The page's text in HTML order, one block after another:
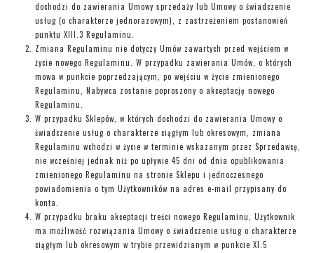
dochodzi do zawierania Umowy sprzedaży lub Umowy o świadczenie
usług (o charakterze jednorazowym), z zastrzeżeniem postanowień
punktu XIII.3 Regulaminu.
Zmiana Regulaminu nie dotyczy Umów zawartych przed wejściem w
życie nowego Regulaminu. W przypadku zawierania Umów, o których
mowa w punkcie poprzedzającym, po wejściu w życie zmienionego
Regulaminu, Nabywca zostanie poproszony o akceptację nowego
Regulaminu.
W przypadku Sklepów, w których dochodzi do zawierania Umowy o
świadczenie usług o charakterze ciągłym lub okresowym, zmiana
Regulaminu wchodzi w życie w terminie wskazanym przez Sprzedawcę,
nie wcześniej jednak niż po upływie 45 dni od dnia opublikowania
zmienionego Regulaminu na stronie Sklepu i jednoczesnego
powiadomienia o tym Użytkowników na adres e-mail przypisany do
konta.
W przypadku braku akceptacji treści nowego Regulaminu, Użytkownik
ma możliwość rozwiązania Umowy o świadczenie usług o charakterze
ciągłym lub okresowym w trybie przewidzianym w punkcie XI.5